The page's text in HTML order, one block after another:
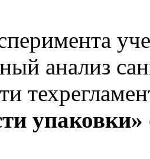
анализ
упаковки»